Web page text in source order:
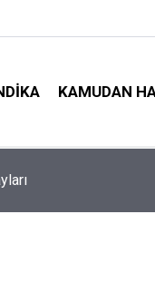
KAMUDAN